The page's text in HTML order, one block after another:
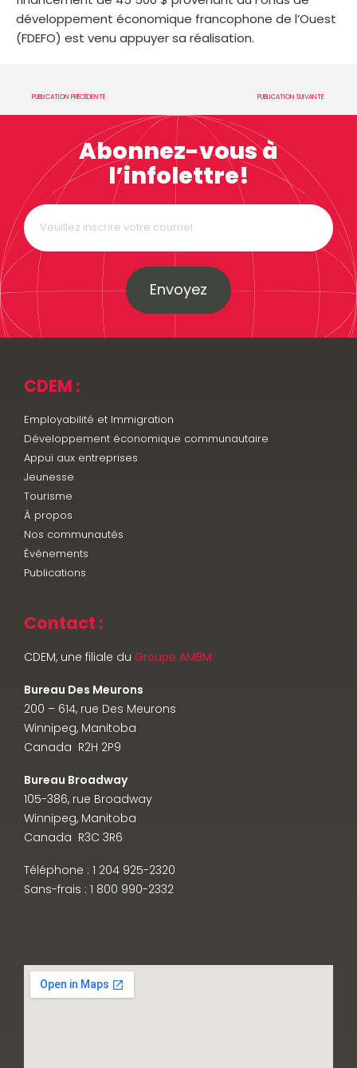
développement économique francophone de l’Ouest
(FDEFO) est venu appuyer sa réalisation.
PUBLICATION PRÉCÉDENTE PUBLICATION SUIVANTE
Abonnez-vous à
l’infolettre!
Envoyez
CDEM :
Employabilité et Immigration
Développement économique communautaire
Appui aux entreprises
Jeunesse
Tourisme
À propos
Nos communautés
Événements
Publications
Contact :
CDEM, une filiale du Groupe AMBM
Bureau Des Meurons
200 – 614, rue Des Meurons
Winnipeg, Manitoba
Canada R2H 2P9
Bureau Broadway
105-386, rue Broadway
Winnipeg, Manitoba
Canada R3C 3R6
Téléphone : 1 204 925-2320
Sans-frais : 1 800 990-2332